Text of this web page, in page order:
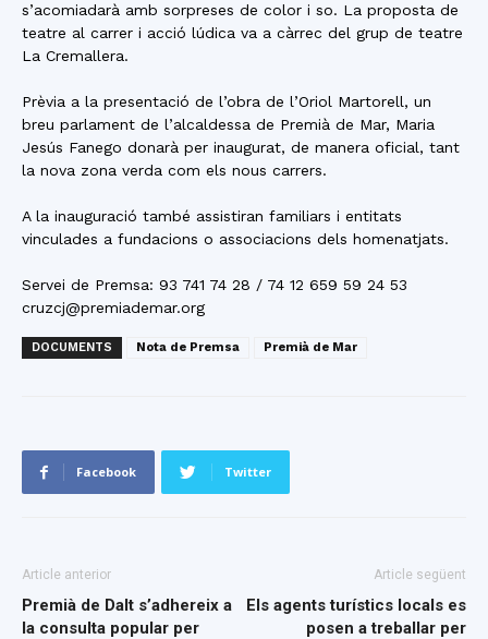
s’acomiadarà amb sorpreses de color i so. La proposta de
teatre al carrer i acció lúdica va a càrrec del grup de teatre
La Cremallera.
Prèvia a la presentació de l’obra de l’Oriol Martorell, un
breu parlament de l’alcaldessa de Premià de Mar, Maria
Jesús Fanego donarà per inaugurat, de manera oficial, tant
la nova zona verda com els nous carrers.
A la inauguració també assistiran familiars i entitats
vinculades a fundacions o associacions dels homenatjats.
Servei de Premsa: 93 741 74 28 / 74 12 659 59 24 53
cruzcj@premiademar.org
DOCUMENTS Nota de Premsa Premià de Mar
Facebook Twitter
Article anterior
Premià de Dalt s’adhereix a
la consulta popular per
Article següent
Els agents turístics locals es
posen a treballar per